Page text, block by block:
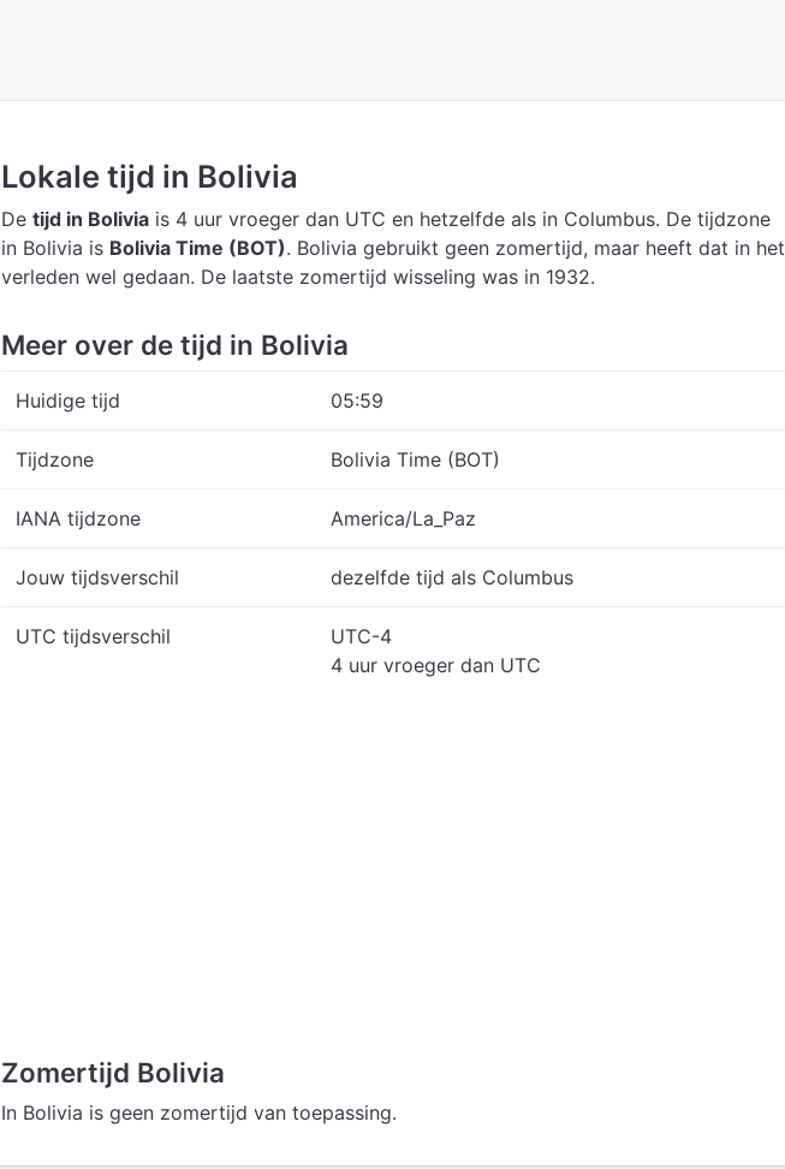
Lokale tijd in Bolivia
De tijd in Bolivia is 4 uur vroeger dan UTC en hetzelfde als in Columbus. De tijdzone
in Bolivia is Bolivia Time (BOT). Bolivia gebruikt geen zomertijd, maar heeft dat in het
verleden wel gedaan. De laatste zomertijd wisseling was in 1932.
Meer over de tijd in Bolivia
Huidige tijd 05:59
Tijdzone Bolivia Time (BOT)
IANA tijdzone America/La_Paz
Jouw tijdsverschil dezelfde tijd als Columbus
UTC tijdsverschil
UTC-4
4 uur vroeger dan UTC
Zomertijd Bolivia
In Bolivia is geen zomertijd van toepassing.